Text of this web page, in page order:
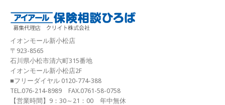
イオンモール新小松店
〒923-8565
石川県小松市清六町315番地
イオンモール新小松店2F
■フリーダイヤル 0120-774-388
TEL.076-214-8989 FAX.0761-58-0758
【営業時間】9：30～21：00 年中無休